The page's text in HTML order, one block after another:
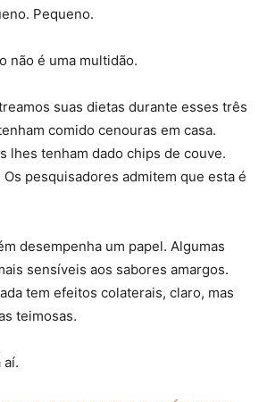
Pequeno.
não é uma multidão.
suas dietas durante esses três
comido cenouras em casa.
lhes tenham dado chips de couve.
Os pesquisadores admitem que esta é
desempenha um papel. Algumas
sensíveis aos sabores amargos.
tem efeitos colaterais, claro, mas
teimosas.
aí.